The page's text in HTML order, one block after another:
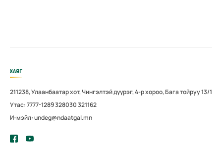
ХАЯГ
211238, Улаанбаатар хот, Чингэлтэй дүүрэг, 4-р хороо, Бага тойруу 13/1
Утас: 7777-1289 328030 321162
И-мэйл: undeg@ndaatgal.mn